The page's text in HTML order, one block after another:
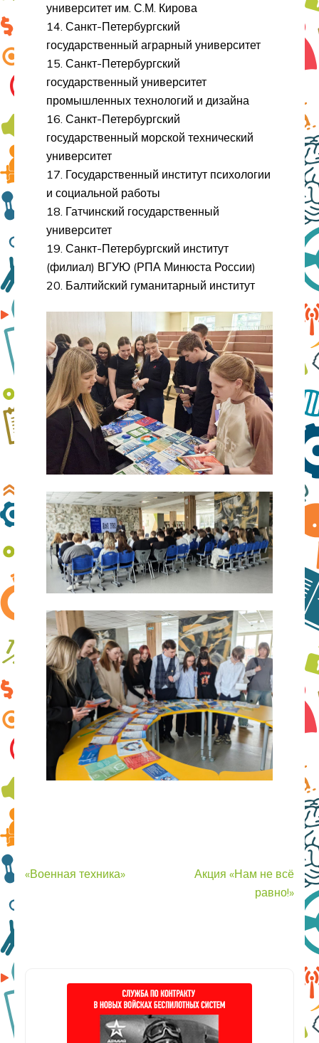
университет им. С.М. Кирова
14. Санкт-Петербургский
государственный аграрный университет
15. Санкт-Петербургский
государственный университет
промышленных технологий и дизайна
16. Санкт-Петербургский
государственный морской технический
университет
17. Государственный институт психологии
и социальной работы
18. Гатчинский государственный
университет
19. Санкт-Петербургский институт
(филиал) ВГУЮ (РПА Минюста России)
20. Балтийский гуманитарный институт
Навигация
«Военная техника»
Акция «Нам не всё
равно!»